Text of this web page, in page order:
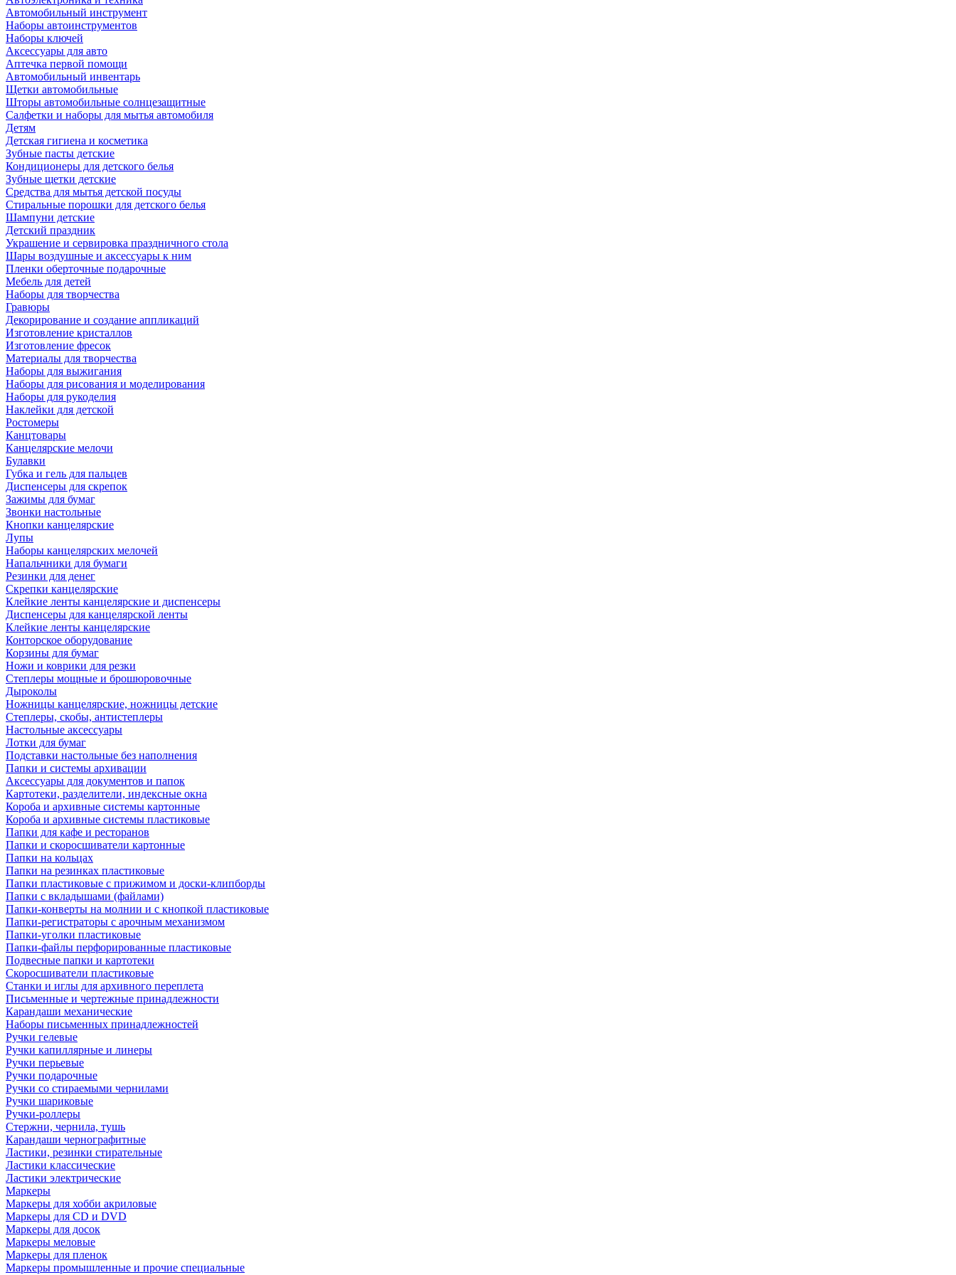
Автомобильный инструмент
Наборы автоинструментов
Наборы ключей
Аксессуары для авто
Аптечка первой помощи
Автомобильный инвентарь
Щетки автомобильные
Шторы автомобильные солнцезащитные
Салфетки и наборы для мытья автомобиля
Детям
Детская гигиена и косметика
Зубные пасты детские
Кондиционеры для детского белья
Зубные щетки детские
Средства для мытья детской посуды
Стиральные порошки для детского белья
Шампуни детские
Детский праздник
Украшение и сервировка праздничного стола
Шары воздушные и аксессуары к ним
Пленки оберточные подарочные
Мебель для детей
Наборы для творчества
Гравюры
Декорирование и создание аппликаций
Изготовление кристаллов
Изготовление фресок
Материалы для творчества
Наборы для выжигания
Наборы для рисования и моделирования
Наборы для рукоделия
Наклейки для детской
Ростомеры
Канцтовары
Канцелярские мелочи
Булавки
Губка и гель для пальцев
Диспенсеры для скрепок
Зажимы для бумаг
Звонки настольные
Кнопки канцелярские
Лупы
Наборы канцелярских мелочей
Напальчники для бумаги
Резинки для денег
Скрепки канцелярские
Клейкие ленты канцелярские и диспенсеры
Диспенсеры для канцелярской ленты
Клейкие ленты канцелярские
Конторское оборудование
Корзины для бумаг
Ножи и коврики для резки
Степлеры мощные и брошюровочные
Дыроколы
Ножницы канцелярские, ножницы детские
Степлеры, скобы, антистеплеры
Настольные аксессуары
Лотки для бумаг
Подставки настольные без наполнения
Папки и системы архивации
Аксессуары для документов и папок
Картотеки, разделители, индексные окна
Короба и архивные системы картонные
Короба и архивные системы пластиковые
Папки для кафе и ресторанов
Папки и скоросшиватели картонные
Папки на кольцах
Папки на резинках пластиковые
Папки пластиковые с прижимом и доски-клипборды
Папки с вкладышами (файлами)
Папки-конверты на молнии и с кнопкой пластиковые
Папки-регистраторы с арочным механизмом
Папки-уголки пластиковые
Папки-файлы перфорированные пластиковые
Подвесные папки и картотеки
Скоросшиватели пластиковые
Станки и иглы для архивного переплета
Письменные и чертежные принадлежности
Карандаши механические
Наборы письменных принадлежностей
Ручки гелевые
Ручки капиллярные и линеры
Ручки перьевые
Ручки подарочные
Ручки со стираемыми чернилами
Ручки шариковые
Ручки-роллеры
Стержни, чернила, тушь
Карандаши чернографитные
Ластики, резинки стирательные
Ластики классические
Ластики электрические
Маркеры
Маркеры для хобби акриловые
Маркеры для CD и DVD
Маркеры для досок
Маркеры меловые
Маркеры для пленок
Маркеры промышленные и прочие специальные